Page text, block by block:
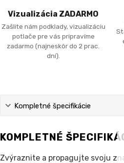
Vizualizácia ZADARMO
Zašlite nám podklady, vizualizáciu
potlače pre vás pripravíme
zadarmo (najneskôr do 2 prac.
dní).
Kompletné špecifikácie
KOMPLETNÉ
Zvýraznite a propagujte svoju